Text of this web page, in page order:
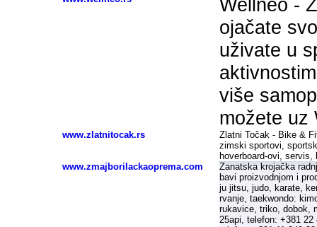
Wellneo -
ojačate
uživate u
više
možete uz
www.zlatnitocak.rs
Zlatni Točak - Bike &
zimski sportovi,
hoverboard-ovi,
www.zmajborilackaoprema.com
Zanatska krojačka
bavi proizvodnjom i
ju jitsu, judo, karate,
rvanje, taekwondo:
rukavice, triko, dobok,
25api, telefon: +381